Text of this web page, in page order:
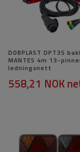
DOBPLAST DPT35
MANTES 4m 13-
ledningsnett
558,21 NOK